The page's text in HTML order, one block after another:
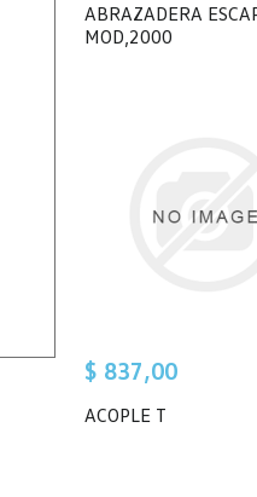
ABRAZADERA
MOD,2000
$ 837,00
ACOPLE T